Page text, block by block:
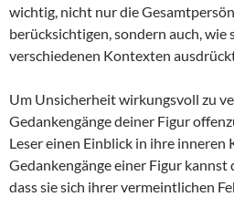
wichtig, nicht nur die
berücksichtigen, sondern auch,
verschiedenen Kontexten
Um Unsicherheit wirkungsvoll zu
Gedankengänge deiner Figur
Leser einen Einblick in ihre
Gedankengänge einer Figur
dass sie sich ihrer vermeintlichen